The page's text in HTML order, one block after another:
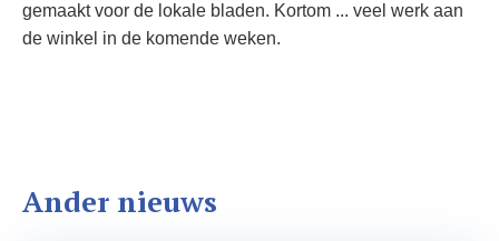
gemaakt voor de lokale bladen. Kortom ... veel werk aan
de winkel in de komende weken.
Ander nieuws